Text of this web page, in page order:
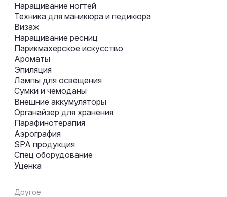
Наращивание ногтей
Техника для маникюра и педикюра
Визаж
Наращивание ресниц
Парикмахерское искусство
Ароматы
Эпиляция
Лампы для освещения
Сумки и чемоданы
Внешние аккумуляторы
Органайзер для хранения
Парафинотерапия
Аэрография
SPA продукция
Спец оборудование
Уценка
Другое